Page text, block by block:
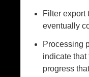
Filter export
eventually
Processing
indicate that
progress